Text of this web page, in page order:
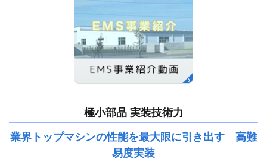
極小部品 実装技術力
業界トップマシンの性能を最大限に引き出す 高難
易度実装